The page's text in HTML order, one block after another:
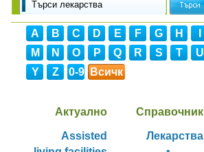
A B C D E F G H
M
N O P Q R S T U
Y
Z 0-9 Всичк
Актуално
Assisted
Справочник
Лекарства